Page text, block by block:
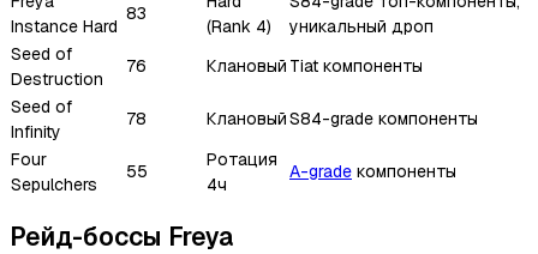
Instance Hard
83
(Rank 4)
уникальный дроп
Seed of
Destruction
76 Клановый Tiat компоненты
Seed of
Infinity
78 КлановыйS84-grade компоненты
Four
Sepulchers
55
Ротация
4ч
A-grade компоненты
Рейд-боссы Freya